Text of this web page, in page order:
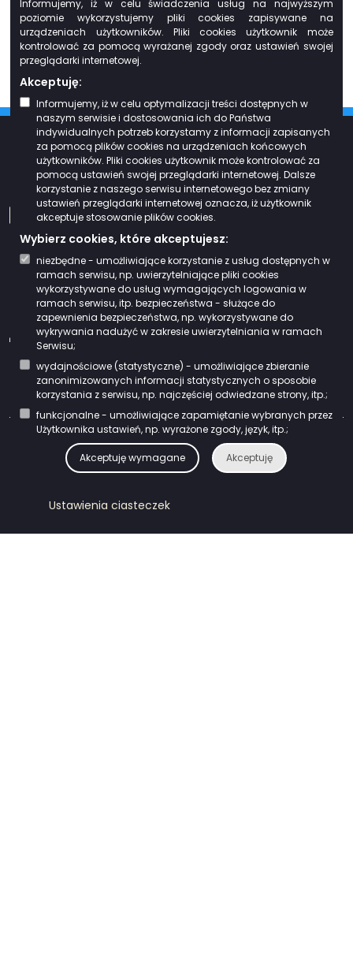
Informujemy, iż w celu świadczenia usług na najwyższym
poziomie wykorzystujemy pliki cookies zapisywane na
urządzeniach użytkowników. Pliki cookies użytkownik może
kontrolować za pomocą wyrażanej zgody oraz ustawień swojej
przeglądarki internetowej.
Akceptuję:
Informujemy, iż w celu optymalizacji treści dostępnych w
naszym serwisie i dostosowania ich do Państwa
indywidualnych potrzeb korzystamy z informacji zapisanych
za pomocą plików cookies na urządzeniach końcowych
użytkowników. Pliki cookies użytkownik może kontrolować za
pomocą ustawień swojej przeglądarki internetowej. Dalsze
korzystanie z naszego serwisu internetowego bez zmiany
ustawień przeglądarki internetowej oznacza, iż użytkownik
akceptuje stosowanie plików cookies.
Wybierz cookies, które akceptujesz:
niezbędne - umożliwiające korzystanie z usług dostępnych w
ramach serwisu, np. uwierzytelniające pliki cookies
wykorzystywane do usług wymagających logowania w
ramach serwisu, itp. bezpieczeństwa - służące do
zapewnienia bezpieczeństwa, np. wykorzystywane do
wykrywania nadużyć w zakresie uwierzytelniania w ramach
Serwisu;
wydajnościowe (statystyczne) - umożliwiające zbieranie
zanonimizowanych informacji statystycznych o sposobie
korzystania z serwisu, np. najczęściej odwiedzane strony, itp.;
funkcjonalne - umożliwiające zapamiętanie wybranych przez
Użytkownika ustawień, np. wyrażone zgody, język, itp.;
Akceptuję wymagane Akceptuję
na podstawie Umowy o dofinansowanie nr UDA-RPPD.08.01.00-20-
0068/20-00 zawartej w dniu 15.11.2021 r. jest współfinansowany ze
środków Europejskiego Funduszu Rozwoju Regionalnego w ramach Osi
Priorytetowej VIII. Infrastruktura dla usług użyteczności publicznej Działania
8.1. Rozwój usług publicznych świadczonych drogą elektroniczną
Kontakt z redakcją
biuro@zgwwp.org.pl
85 732 37 00
Facebook
Gminy - Partnerzy
Kontakt
ipodlaskie.pl © 2023
Ustawienia ciasteczek